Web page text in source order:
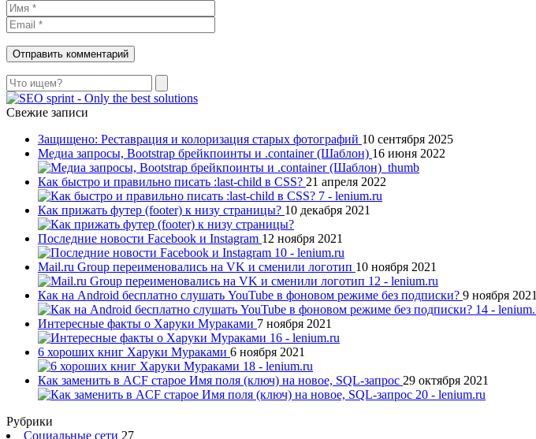
Поиск
Свежие записи
Защищено: Реставрация и колоризация старых фотографий 10 сентября 2025
Медиа запросы, Bootstrap брейкпоинты и .container (Шаблон) 16 июня 2022
Как быстро и правильно писать :last-child в CSS? 21 апреля 2022
Как прижать футер (footer) к низу страницы? 10 декабря 2021
Последние новости Facebook и Instagram 12 ноября 2021
Mail.ru Group переименовались на VK и сменили логотип 10 ноября 2021
Как на Android бесплатно слушать YouTube в фоновом режиме без подписки? 9 ноября 2021
Интересные факты о Харуки Мураками 7 ноября 2021
6 хороших книг Харуки Мураками 6 ноября 2021
Как заменить в ACF старое Имя поля (ключ) на новое, SQL-запрос 29 октября 2021
Рубрики
Социальные сети 27